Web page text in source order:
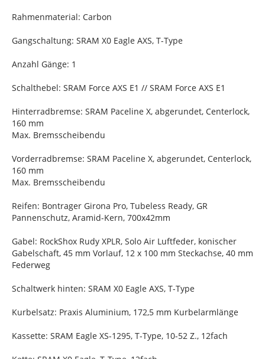
Rahmenmaterial: Carbon
Gangschaltung: SRAM X0 Eagle AXS, T-Type
Anzahl Gänge: 1
Schalthebel: SRAM Force AXS E1 // SRAM Force AXS E1
Hinterradbremse: SRAM Paceline X, abgerundet, Centerlock,
160 mm
Max. Bremsscheibendu
Vorderradbremse: SRAM Paceline X, abgerundet, Centerlock,
160 mm
Max. Bremsscheibendu
Reifen: Bontrager Girona Pro, Tubeless Ready, GR
Pannenschutz, Aramid-Kern, 700x42mm
Gabel: RockShox Rudy XPLR, Solo Air Luftfeder, konischer
Gabelschaft, 45 mm Vorlauf, 12 x 100 mm Steckachse, 40 mm
Federweg
Schaltwerk hinten: SRAM X0 Eagle AXS, T-Type
Kurbelsatz: Praxis Aluminium, 172,5 mm Kurbelarmlänge
Kassette: SRAM Eagle XS-1295, T-Type, 10-52 Z., 12fach